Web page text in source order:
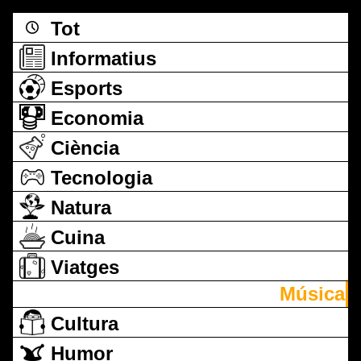
Tot
Informatius
Esports
Economia
Ciència
Tecnologia
Natura
Cuina
Viatges
Música
Cultura
Humor